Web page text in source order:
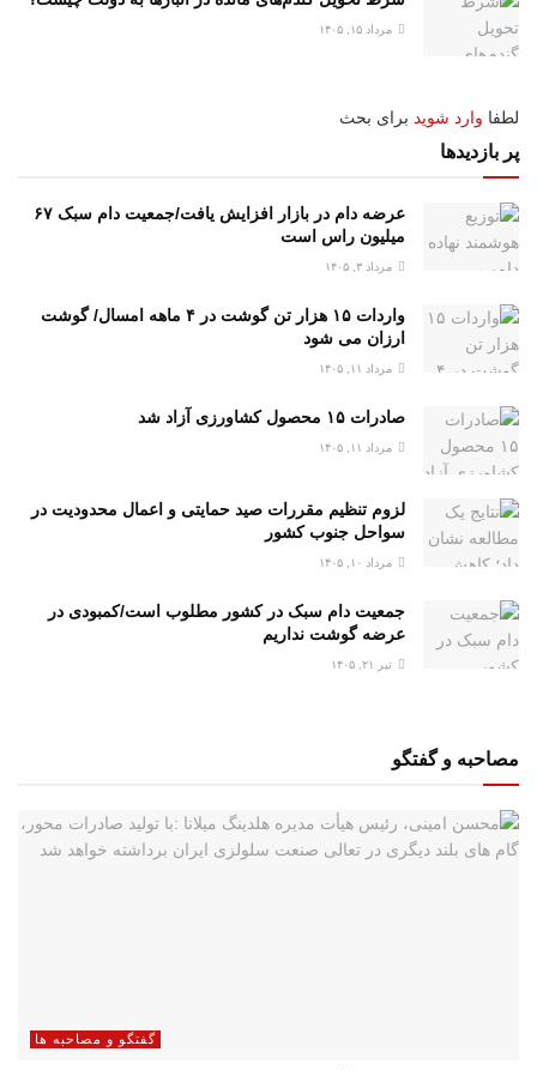
مرداد ۱۵, ۱۴۰۵
لطفا وارد شوید برای بحث
پر بازدیدها
عرضه دام در بازار افزایش یافت/جمعیت دام سبک ۶۷
میلیون راس است
مرداد ۳, ۱۴۰۵
واردات ۱۵ هزار تن گوشت در ۴ ماهه امسال/ گوشت
ارزان می شود
مرداد ۱۱, ۱۴۰۵
صادرات ۱۵ محصول کشاورزی آزاد شد
مرداد ۱۱, ۱۴۰۵
لزوم تنظیم مقررات صید حمایتی و اعمال محدودیت‌ در
سواحل جنوب کشور
مرداد ۱۰, ۱۴۰۵
جمعیت دام سبک در کشور مطلوب است/کمبودی در
عرضه گوشت نداریم
تیر ۲۱, ۱۴۰۵
مصاحبه و گفتگو
گفتگو و مصاحبه ها